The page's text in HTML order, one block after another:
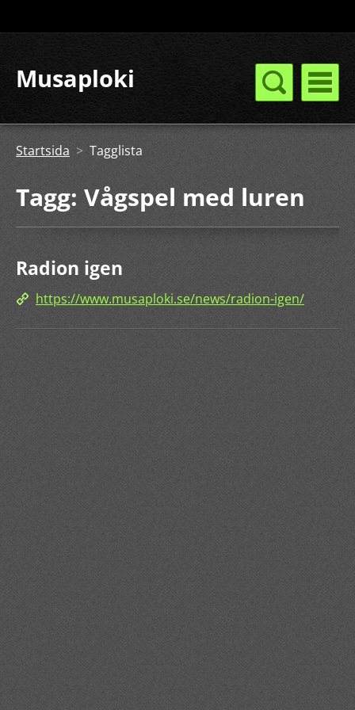
Musaploki
Startsida > Tagglista
Tagg: Vågspel med luren
Radion igen
https://www.musaploki.se/news/radion-igen/